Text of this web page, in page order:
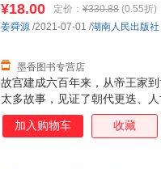
故宫建成六百年来，从帝王家
太多故事，见证了朝代更迭、
书基于多年扎实研究和潜心思
宫殿布局，从人物历史到迷案
¥18.00 定价： ¥330.88 (0.55折)
墨香图书专营店
姜舜源 /2021-07-01 /湖南人民出版社
加入购物车 收藏